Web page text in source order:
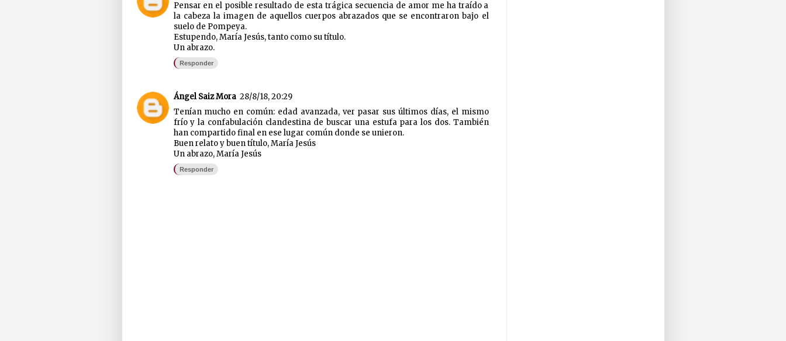
Pensar en el posible resultado de esta trágica secuencia de amor me ha traído a
la cabeza la imagen de aquellos cuerpos abrazados que se encontraron bajo el
suelo de Pompeya.
Estupendo, María Jesús, tanto como su título.
Un abrazo.
Responder
Ángel Saiz Mora 28/8/18, 20:29
Tenían mucho en común: edad avanzada, ver pasar sus últimos días, el mismo
frío y la confabulación clandestina de buscar una estufa para los dos. También
han compartido final en ese lugar común donde se unieron.
Buen relato y buen título, María Jesús
Un abrazo, María Jesús
Responder